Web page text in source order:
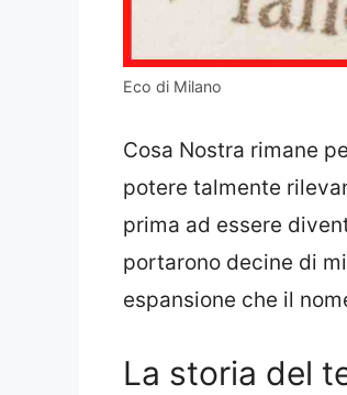
Eco di Milano
Cosa Nostra rimane
potere talmente
prima ad essere
portarono decine di
espansione che il
La storia del